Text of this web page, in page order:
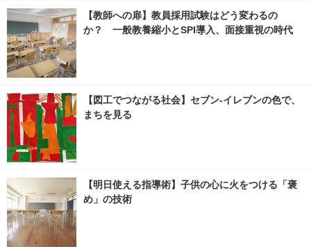
【教師への扉】教員採用試験はどう変わるの
か？ 一般教養縮小とSPI導入、面接重視の時代
【図工でつながる社会】セブン‐イレブンの色で、
まちを見る
【明日使える指導術】子供の心に火をつける「褒
め」の技術